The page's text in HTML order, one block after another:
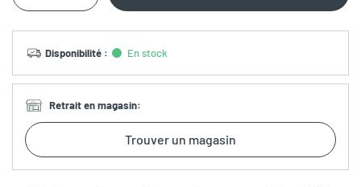
Disponibilité : En stock
Retrait en magasin:
Trouver un magasin